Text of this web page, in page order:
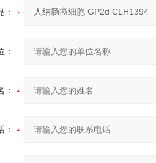
：
：
：
：